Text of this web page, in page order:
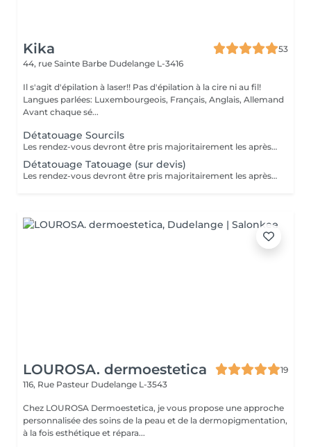
Kika
53
44, rue Sainte Barbe Dudelange L-3416
Il s'agit d'épilation à laser!! Pas d'épilation à la cire ni au fil!
Langues parlées: Luxembourgeois, Français, Anglais, Allemand
Avant chaque sé...
Détatouage Sourcils
Les rendez-vous devront être pris majoritairement les après-midis. Les rendez-vous se feront donc par appel téléphonique ou sms Merci
Détatouage Tatouage (sur devis)
Les rendez-vous devront être pris majoritairement les après-midis. Les rendez-vous se feront donc par appel téléphonique ou sms Merci
LOUROSA. dermoestetica
19
116, Rue Pasteur Dudelange L-3543
Chez LOUROSA Dermoestetica, je vous propose une approche
personnalisée des soins de la peau et de la dermopigmentation,
à la fois esthétique et répara...